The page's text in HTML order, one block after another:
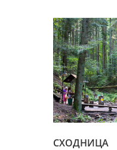
СХОДНИЦА